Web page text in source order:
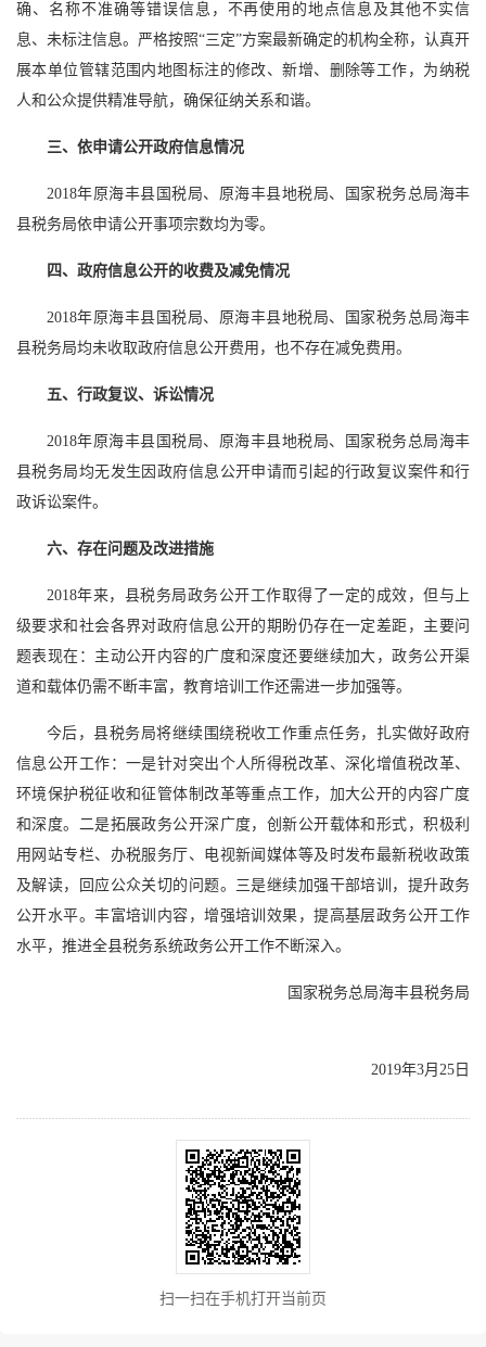
确、名称不准确等错误信息，不再使用的地点信息及其他不实信
息、未标注信息。严格按照“三定”方案最新确定的机构全称，认真开
展本单位管辖范围内地图标注的修改、新增、删除等工作，为纳税
人和公众提供精准导航，确保征纳关系和谐。
三、依申请公开政府信息情况
2018年原海丰县国税局、原海丰县地税局、国家税务总局海丰
县税务局依申请公开事项宗数均为零。
四、政府信息公开的收费及减免情况
2018年原海丰县国税局、原海丰县地税局、国家税务总局海丰
县税务局均未收取政府信息公开费用，也不存在减免费用。
五、行政复议、诉讼情况
2018年原海丰县国税局、原海丰县地税局、国家税务总局海丰
县税务局均无发生因政府信息公开申请而引起的行政复议案件和行
政诉讼案件。
六、存在问题及改进措施
2018年来，县税务局政务公开工作取得了一定的成效，但与上
级要求和社会各界对政府信息公开的期盼仍存在一定差距，主要问
题表现在：主动公开内容的广度和深度还要继续加大，政务公开渠
道和载体仍需不断丰富，教育培训工作还需进一步加强等。
今后，县税务局将继续围绕税收工作重点任务，扎实做好政府
信息公开工作：一是针对突出个人所得税改革、深化增值税改革、
环境保护税征收和征管体制改革等重点工作，加大公开的内容广度
和深度。二是拓展政务公开深广度，创新公开载体和形式，积极利
用网站专栏、办税服务厅、电视新闻媒体等及时发布最新税收政策
及解读，回应公众关切的问题。三是继续加强干部培训，提升政务
公开水平。丰富培训内容，增强培训效果，提高基层政务公开工作
水平，推进全县税务系统政务公开工作不断深入。
国家税务总局海丰县税务局
2019年3月25日
扫一扫在手机打开当前页